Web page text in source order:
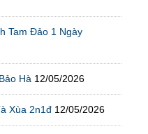
Tam Đảo 1 Ngày
Hà 12/05/2026
Xùa 2n1đ 12/05/2026